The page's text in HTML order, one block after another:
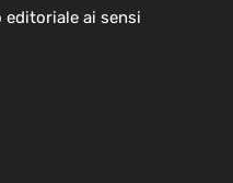
ai sensi